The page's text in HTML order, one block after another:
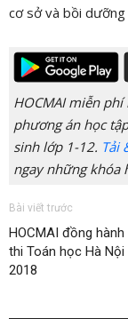
cơ sở và bồi
HOCMAI miễn
phương án học
sinh lớp 1-12. Tải
ngay những khóa
Bài viết trước
HOCMAI đồng
thi Toán học Hà
2018